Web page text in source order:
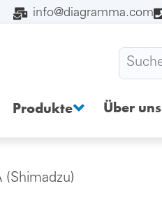
info@diagramma.com
Produkte Über uns
(Shimadzu)